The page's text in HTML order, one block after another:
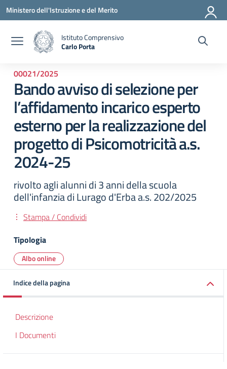
Vai ai contenuti
Vai al menu di navigazione
Vai al footer
Ministero dell'Istruzione e del Merito
Istituto Comprensivo
Carlo Porta
00021/2025
Bando avviso di selezione per
l’affidamento incarico esperto
esterno per la realizzazione del
progetto di Psicomotricità a.s.
2024-25
rivolto agli alunni di 3 anni della scuola
dell'infanzia di Lurago d'Erba a.s. 202/2025
Stampa / Condividi
Tipologia
Albo online
Indice della pagina
Descrizione
I Documenti